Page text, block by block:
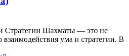
Стратегии Шахматы — это не
взаимодействия ума и стратегии. В